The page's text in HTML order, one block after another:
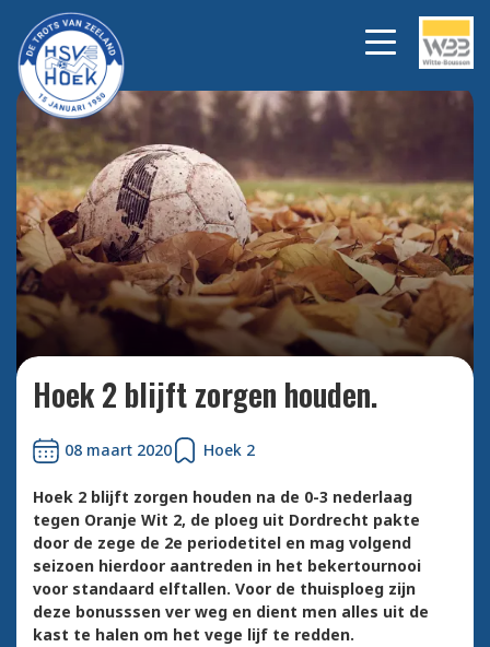
Bekijk alle foto's
Hoek 2 blijft zorgen houden.
08 maart 2020 Hoek 2
Hoek 2 blijft zorgen houden na de 0-3 nederlaag
tegen Oranje Wit 2, de ploeg uit Dordrecht pakte
door de zege de 2e periodetitel en mag volgend
seizoen hierdoor aantreden in het bekertournooi
voor standaard elftallen. Voor de thuisploeg zijn
deze bonusssen ver weg en dient men alles uit de
kast te halen om het vege lijf te redden.